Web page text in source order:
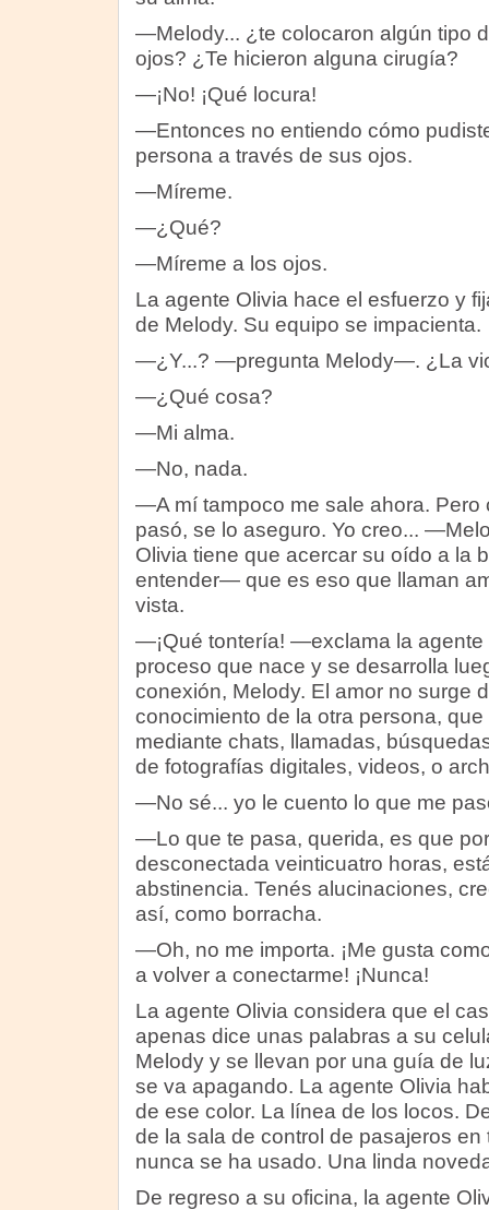
—Melody... ¿te colocaron algún tipo
ojos? ¿Te hicieron alguna cirugía?
—¡No! ¡Qué locura!
—Entonces no entiendo cómo
persona a través de sus ojos.
—Míreme.
—¿Qué?
—Míreme a los ojos.
La agente Olivia hace el esfuerzo y
de Melody. Su equipo se impacienta.
—¿Y...? —pregunta Melody—. ¿La
—¿Qué cosa?
—Mi alma.
—No, nada.
—A mí tampoco me sale ahora. Pero
pasó, se lo aseguro. Yo creo...
Olivia tiene que acercar su oído a la
entender— que es eso que llaman
vista.
—¡Qué tontería! —exclama la
proceso que nace y se desarrolla
conexión, Melody. El amor no surge
conocimiento de la otra persona,
mediante chats, llamadas,
de fotografías digitales, videos, o
—No sé... yo le cuento lo que me
—Lo que te pasa, querida, es que
desconectada veinticuatro horas,
abstinencia. Tenés alucinaciones,
así, como borracha.
—Oh, no me importa. ¡Me gusta
a volver a conectarme! ¡Nunca!
La agente Olivia considera que el
apenas dice unas palabras a su
Melody y se llevan por una guía de
se va apagando. La agente Olivia
de ese color. La línea de los locos.
de la sala de control de pasajeros en
nunca se ha usado. Una linda
De regreso a su oficina, la agente